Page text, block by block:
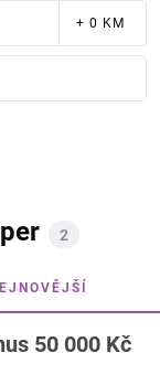
+ 0 KM
2
50 000 Kč